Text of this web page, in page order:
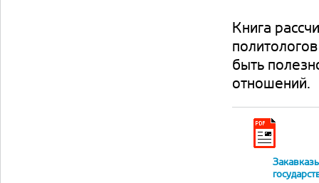
Книга
быть
отношений.